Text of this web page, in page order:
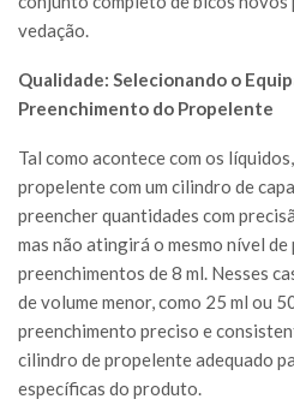
vedação.
Qualidade: Selecionando o
Preenchimento do Propelente
Tal como acontece com os
propelente com um cilindro de
preencher quantidades com
mas não atingirá o mesmo nível de
preenchimentos de 8 ml. Nesses
de volume menor, como 25 ml ou
preenchimento preciso e
cilindro de propelente adequado
específicas do produto.